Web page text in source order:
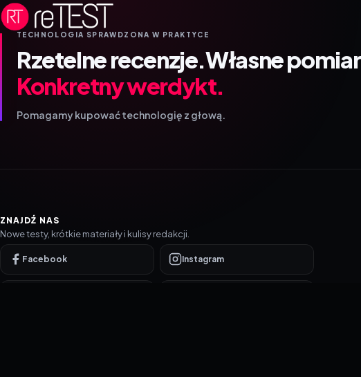
TECHNOLOGIA SPRAWDZONA W PRAKTYCE
Rzetelne recenzje.Własne
Konkretny werdykt.
Pomagamy kupować technologię z głową.
ZNAJDŹ NAS
Nowe testy, krótkie materiały i kulisy redakcji.
Facebook Instagram